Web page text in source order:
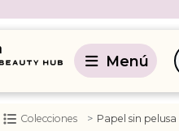
Colecciones Papel sin pelusa